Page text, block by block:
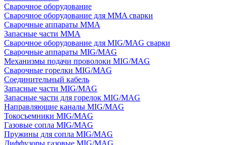
Сварочное оборудование
Сварочное оборудование для MMA сварки
Сварочные аппараты MMA
Запасные части MMA
Сварочное оборудование для MIG/MAG сварки
Сварочные аппараты MIG/MAG
Механизмы подачи проволоки MIG/MAG
Сварочные горелки MIG/MAG
Соединительный кабель
Запасные части MIG/MAG
Запасные части для горелок MIG/MAG
Направляющие каналы MIG/MAG
Токосъемники MIG/MAG
Газовые сопла MIG/MAG
Пружины для сопла MIG/MAG
Диффузоры газовые MIG/MAG